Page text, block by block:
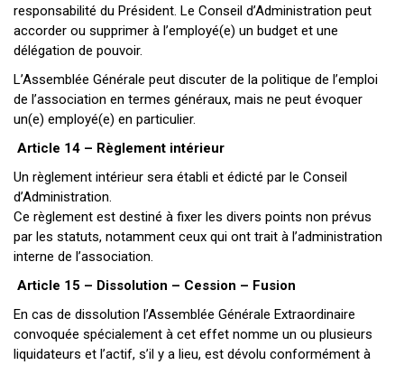
responsabilité du Président. Le Conseil d’Administration peut
accorder ou supprimer à l’employé(e) un budget et une
délégation de pouvoir.
L’Assemblée Générale peut discuter de la politique de l’emploi
de l’association en termes généraux, mais ne peut évoquer
un(e) employé(e) en particulier.
Article 14 – Règlement intérieur
Un règlement intérieur sera établi et édicté par le Conseil
d’Administration.
Ce règlement est destiné à fixer les divers points non prévus
par les statuts, notamment ceux qui ont trait à l’administration
interne de l’association.
Article 15 – Dissolution – Cession – Fusion
En cas de dissolution l’Assemblée Générale Extraordinaire
convoquée spécialement à cet effet nomme un ou plusieurs
liquidateurs et l’actif, s’il y a lieu, est dévolu conformément à